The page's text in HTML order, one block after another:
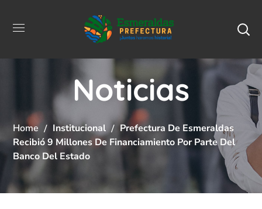
Noticias
Home Institucional
Prefectura De Esmeraldas
Recibió 9 Millones De Financiamiento Por Parte Del
Banco Del Estado